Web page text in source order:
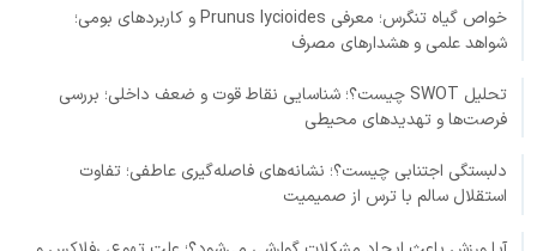
خواص گیاه تنگرس؛ معرفی Prunus lycioides و کاربردهای بومی؛
شواهد علمی و هشدارهای مصرف
تحلیل SWOT چیست؟؛ شناسایی نقاط قوت و ضعف داخلی؛ بررسی
فرصت‌ها و تهدیدهای محیطی
دلبستگی اجتنابی چیست؟؛ نشانه‌های فاصله‌گیری عاطفی؛ تفاوت
استقلال سالم با ترس از صمیمیت